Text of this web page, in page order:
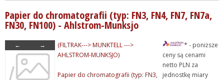
Papier do chromatografii (typ: FN3, FN4, FN7, FN7a,
FN30, FN100) - Ahlstrom-Munksjo
← →
(FILTRAK---> MUNKTELL --->
AHLSTROM-MUNKSJO)
Papier do chromatografii (typ: FN3,
* - poniższe
ceny są cenami
netto PLN za
jednostkę miary